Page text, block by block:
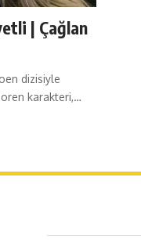
| Çağlan
dizisiyle
karakteri,…
Caferağa